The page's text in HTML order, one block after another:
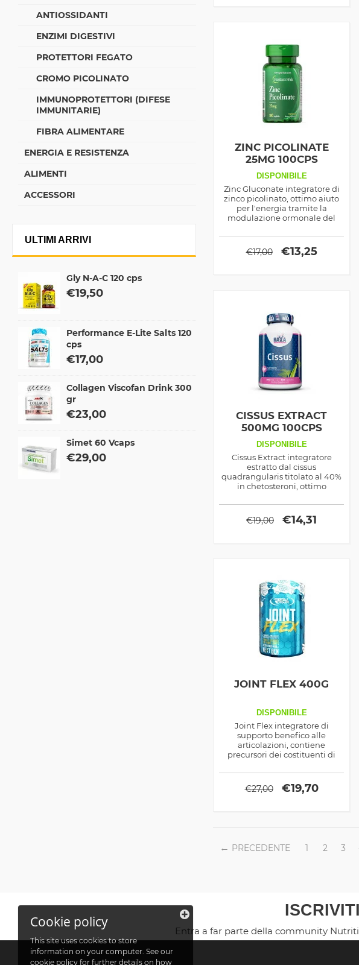
ANTIOSSIDANTI
ENZIMI DIGESTIVI
PROTETTORI FEGATO
CROMO PICOLINATO
IMMUNOPROTETTORI (DIFESE
IMMUNITARIE)
FIBRA ALIMENTARE
ENERGIA E RESISTENZA
ALIMENTI
ACCESSORI
ULTIMI ARRIVI
Gly N-A-C 120 cps
€19,50
Performance E-Lite Salts 120
cps
€17,00
Collagen Viscofan Drink 300
gr
€23,00
Simet 60 Vcaps
€29,00
ZINC PICOLINATE
25MG 100CPS
DISPONIBILE
Zinc Gluconate integratore di
zinco picolinato, ottimo aiuto
per l'energia tramite la
modulazione ormonale del
€17,00 €13,25
CISSUS EXTRACT
500MG 100CPS
DISPONIBILE
Cissus Extract integratore
estratto dal cissus
quadrangularis titolato al 40%
in chetosteroni, ottimo
funzionalità delle articolazioni
€19,00 €14,31
JOINT FLEX 400G
DISPONIBILE
Joint Flex integratore di
supporto benefico alle
articolazioni, contiene
precursori dei costituenti di
ma anche antinfiammatori
naturali
€27,00 €19,70
PRECEDENTE 1 2 3
Entra a far parte della community
Cookie policy
This site uses cookies to store
information on your computer. See our
cookie policy for further details on how